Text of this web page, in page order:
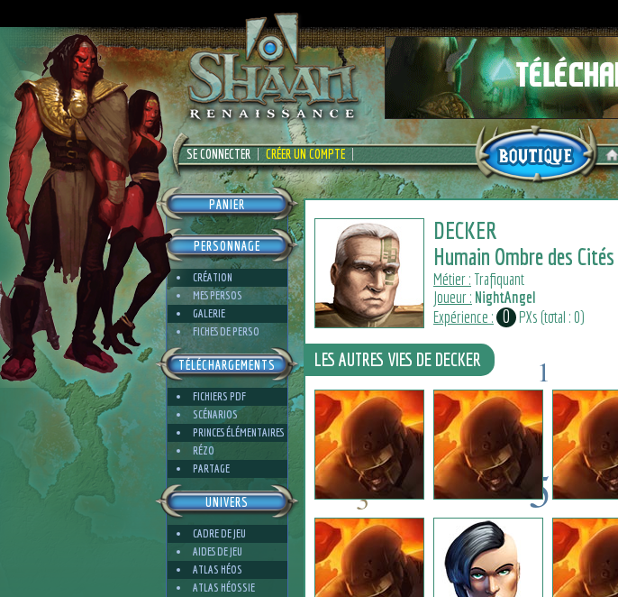
SE CONNECTER CRÉER UN COMPTE
PANIER
PERSONNAGE
CRÉATION
MES PERSOS
GALERIE
FICHES DE PERSO
TÉLÉCHARGEMENTS
FICHIERS PDF
SCÉNARIOS
PRINCES ÉLÉMENTAIRES
RÉZO
PARTAGE
UNIVERS
CADRE DE JEU
AIDES DE JEU
ATLAS HÉOS
ATLAS HÉOSSIE
DECKER
Humain Ombre des Cités
Métier :Trafiquant
Joueur : NightAngel
Expérience : 0 PXs (total : 0)
5
6
5
5
3
4
1
LES AUTRES VIES DE DECKER